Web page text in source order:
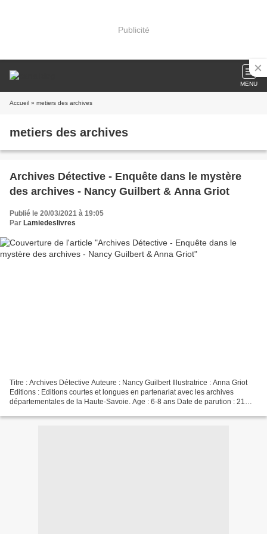
Publicité
MENU
Accueil » metiers des archives
metiers des archives
Archives Détective - Enquête dans le mystère
des archives - Nancy Guilbert & Anna Griot
Publié le 20/03/2021 à 19:05
Par Lamiedeslivres
Titre : Archives Détective Auteure : Nancy Guilbert Illustratrice : Anna Griot
Editions : Editions courtes et longues en partenariat avec les archives
départementales de la Haute-Savoie. Age : 6-8 ans Date de parution : 21